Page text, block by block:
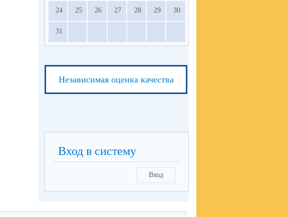
24 25 26 27 28 29 30
31
Независимая оценка качества
Вход в систему
Вход